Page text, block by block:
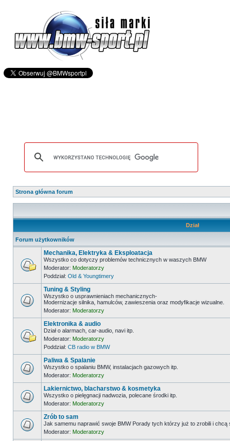
Strona główna forum
Dział
Forum użytkowników
Mechanika, Elektryka & Eksploatacja
Wszystko co dotyczy problemów technicznych w waszych BMW
Moderator: Moderatorzy
Poddział: Old & Youngtimery
Tuning & Styling
Wszystko o usprawnieniach mechanicznych-
Modernizacje silnika, hamulców, zawieszenia oraz modyfikacje wizualne.
Moderator: Moderatorzy
Elektronika & audio
Dział o alarmach, car-audio, navi itp.
Moderator: Moderatorzy
Poddział: CB radio w BMW
Paliwa & Spalanie
Wszystko o spalaniu BMW, instalacjach gazowych itp.
Moderator: Moderatorzy
Lakiernictwo, blacharstwo & kosmetyka
Wszystko o pielęgnacji nadwozia, polecane środki itp.
Moderator: Moderatorzy
Zrób to sam
Jak samemu naprawić swoje BMW Porady tych którzy już to zrobili i
Moderator: Moderatorzy